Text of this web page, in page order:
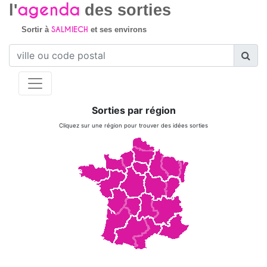
l'agenda des sorties
Sortir à SALMIECH et ses environs
Sorties par région
Cliquez sur une région pour trouver des idées sorties